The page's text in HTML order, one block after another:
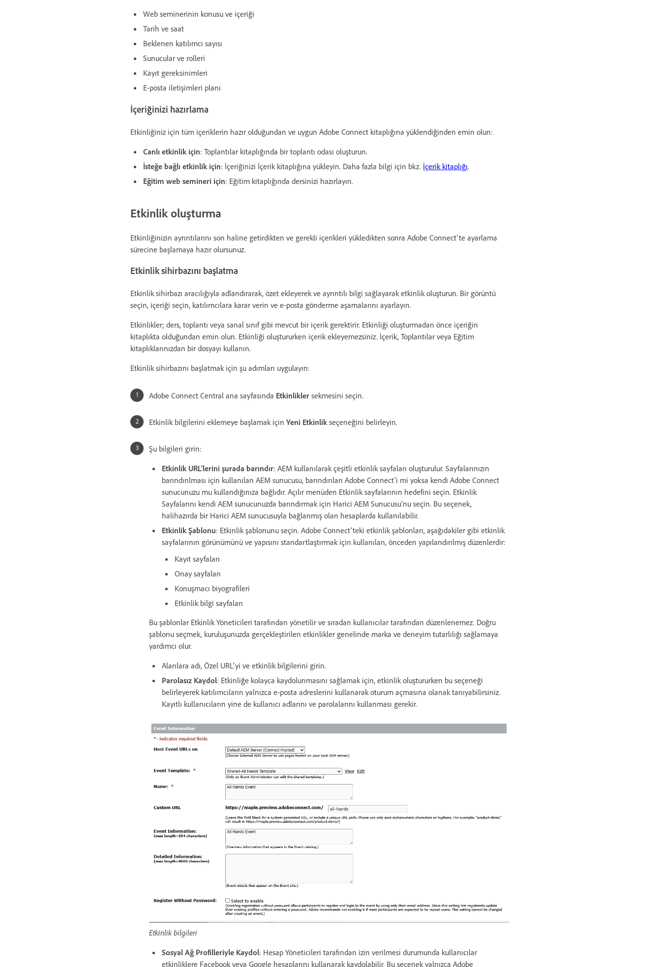
Web seminerinin konusu ve içeriği
Tarih ve saat
Beklenen katılımcı sayısı
Sunucular ve rolleri
Kayıt gereksinimleri
E-posta iletişimleri planı
İçeriğinizi hazırlama
Etkinliğiniz için tüm içeriklerin hazır olduğundan ve uygun Adobe Connect kitaplığına yüklendiğinden emin olun:
Canlı etkinlik için: Toplantılar kitaplığında bir toplantı odası oluşturun.
İsteğe bağlı etkinlik için: İçeriğinizi İçerik kitaplığına yükleyin. Daha fazla bilgi için bkz. İçerik kitaplığı.
Eğitim web semineri için: Eğitim kitaplığında dersinizi hazırlayın.
Etkinlik oluşturma
Etkinliğinizin ayrıntılarını son haline getirdikten ve gerekli içerikleri yükledikten sonra Adobe Connect'te ayarlama
sürecine başlamaya hazır olursunuz.
Etkinlik sihirbazını başlatma
Etkinlik sihirbazı aracılığıyla adlandırarak, özet ekleyerek ve ayrıntılı bilgi sağlayarak etkinlik oluşturun. Bir görüntü
seçin, içeriği seçin, katılımcılara karar verin ve e-posta gönderme aşamalarını ayarlayın.
Etkinlikler; ders, toplantı veya sanal sınıf gibi mevcut bir içerik gerektirir. Etkinliği oluşturmadan önce içeriğin
kitaplıkta olduğundan emin olun. Etkinliği oluştururken içerik ekleyemezsiniz. İçerik, Toplantılar veya Eğitim
kitaplıklarınızdan bir dosyayı kullanın.
Etkinlik sihirbazını başlatmak için şu adımları uygulayın:
Adobe Connect Central ana sayfasında Etkinlikler sekmesini seçin.
Etkinlik bilgilerini eklemeye başlamak için Yeni Etkinlik seçeneğini belirleyin.
Şu bilgileri girin:
Etkinlik URL'lerini şurada barındır: AEM kullanılarak çeşitli etkinlik sayfaları oluşturulur. Sayfalarınızın
barındırılması için kullanılan AEM sunucusu, barındırılan Adobe Connect'i mi yoksa kendi Adobe Connect
sunucunuzu mu kullandığınıza bağlıdır. Açılır menüden Etkinlik sayfalarının hedefini seçin. Etkinlik
Sayfalarını kendi AEM sunucunuzda barındırmak için Harici AEM Sunucusu'nu seçin. Bu seçenek,
halihazırda bir Harici AEM sunucusuyla bağlanmış olan hesaplarda kullanılabilir.
Etkinlik Şablonu: Etkinlik şablonunu seçin. Adobe Connect'teki etkinlik şablonları, aşağıdakiler gibi etkinlik
sayfalarının görünümünü ve yapısını standartlaştırmak için kullanılan, önceden yapılandırılmış düzenlerdir:
Kayıt sayfaları
Onay sayfaları
Konuşmacı biyografileri
Etkinlik bilgi sayfaları
Bu şablonlar Etkinlik Yöneticileri tarafından yönetilir ve sıradan kullanıcılar tarafından düzenlenemez. Doğru
şablonu seçmek, kuruluşunuzda gerçekleştirilen etkinlikler genelinde marka ve deneyim tutarlılığı sağlamaya
yardımcı olur.
Alanlara adı, Özel URL'yi ve etkinlik bilgilerini girin.
Parolasız Kaydol: Etkinliğe kolayca kaydolunmasını sağlamak için, etkinlik oluştururken bu seçeneği
belirleyerek katılımcıların yalnızca e-posta adreslerini kullanarak oturum açmasına olanak tanıyabilirsiniz.
Kayıtlı kullanıcıların yine de kullanıcı adlarını ve parolalarını kullanması gerekir.
Etkinlik bilgileri
Sosyal Ağ Profilleriyle Kaydol: Hesap Yöneticileri tarafından izin verilmesi durumunda kullanıcılar
etkinliklere Facebook veya Google hesaplarını kullanarak kaydolabilir. Bu seçenek yalnızca Adobe